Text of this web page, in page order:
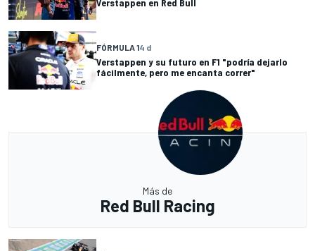
Verstappen en Red Bull
FÓRMULA 14 d
Verstappen y su futuro en F1 "podría dejarlo
fácilmente, pero me encanta correr"
Más de
Red Bull Racing